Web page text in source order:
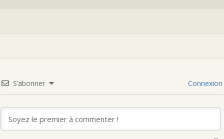
S’abonner Connexion